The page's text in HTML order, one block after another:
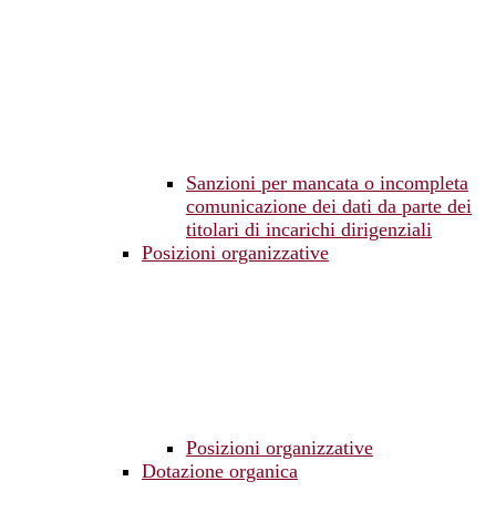
Sanzioni per mancata o incompleta
comunicazione dei dati da parte dei
titolari di incarichi dirigenziali
Posizioni organizzative
Posizioni organizzative
Dotazione organica